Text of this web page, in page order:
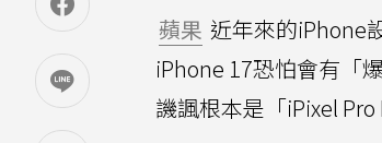
蘋果 近年來的iPhone
iPhone 17恐怕會有「
譏諷根本是「iPixel Pro